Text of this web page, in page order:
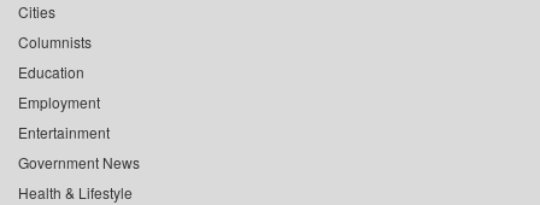
Cities
Columnists
Education
Employment
Entertainment
Government News
Health & Lifestyle